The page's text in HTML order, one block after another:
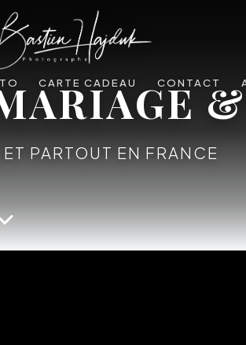
CARTE CADEAU CONTACT
PARTOUT EN FRANCE